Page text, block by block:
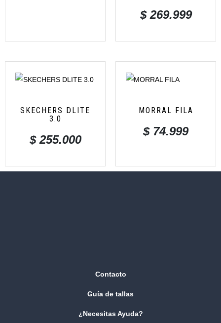
$269.999
SKECHERS DLITE
3.0
$255.000
MORRAL FILA
$74.999
Contacto
Guía de tallas
¿Necesitas Ayuda?